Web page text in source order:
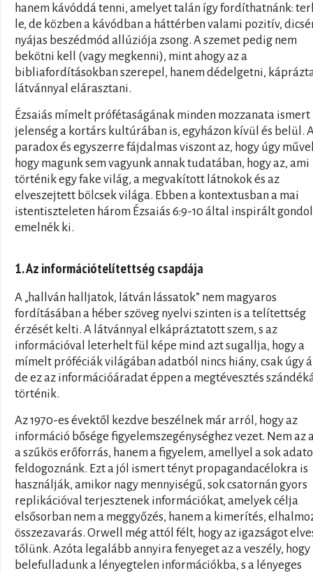
hanem kávóddá tenni, amelyet talán így fordíthatnánk:
le, de közben a kávódban a háttérben valami pozitív,
nyájas beszédmód allúziója zsong. A szemet pedig nem
bekötni kell (vagy megkenni), mint ahogy az a
bibliafordításokban szerepel, hanem dédelgetni,
látvánnyal elárasztani.
Ézsaiás mímelt prófétaságának minden mozzanata ismert
jelenség a kortárs kultúrában is, egyházon kívül és belül.
paradox és egyszerre fájdalmas viszont az, hogy úgy
hogy magunk sem vagyunk annak tudatában, hogy az, ami
történik egy fake világ, a megvakított látnokok és az
elveszejtett bölcsek világa. Ebben a kontextusban a mai
istentiszteleten három Ézsaiás 6:9-10 által inspirált
emelnék ki.
1. Az információtelítettség csapdája
A „hallván halljatok, látván lássatok” nem magyaros
fordításában a héber szöveg nyelvi szinten is a telítettség
érzését kelti. A látvánnyal elkápráztatott szem, s az
információval leterhelt fül képe mind azt sugallja, hogy a
mímelt próféciák világában adatból nincs hiány, csak úgy
de ez az információáradat éppen a megtévesztés
történik.
Az 1970-es évektől kezdve beszélnek már arról, hogy az
információ bősége figyelemszegénységhez vezet. Nem az
a szűkös erőforrás, hanem a figyelem, amellyel a sok
feldogoznánk. Ezt a jól ismert tényt propagandacélokra is
használják, amikor nagy mennyiségű, sok csatornán gyors
replikációval terjesztenek információkat, amelyek célja
elsősorban nem a meggyőzés, hanem a kimerítés,
összezavarás. Orwell még attól félt, hogy az igazságot
tőlünk. Azóta legalább annyira fenyeget az a veszély, hogy
belefulladunk a lényegtelen információkba, s a lényeges